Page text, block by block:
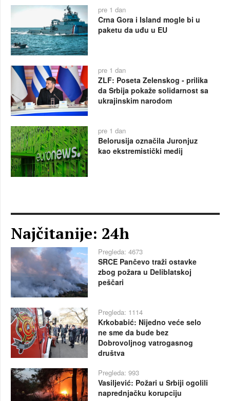
pre 1 dan
Crna Gora i Island mogle bi u
paketu da uđu u EU
pre 1 dan
ZLF: Poseta Zelenskog - prilika
da Srbija pokaže solidarnost sa
ukrajinskim narodom
pre 1 dan
Belorusija označila Juronjuz
kao ekstremistički medij
Najčitanije: 24h
Pregleda: 4673
SRCE Pančevo traži ostavke
zbog požara u Deliblatskoj
peščari
Pregleda: 1114
Krkobabić: Nijedno veće selo
ne sme da bude bez
Dobrovoljnog vatrogasnog
društva
Pregleda: 993
Vasiljević: Požari u Srbiji ogolili
naprednjačku korupciju